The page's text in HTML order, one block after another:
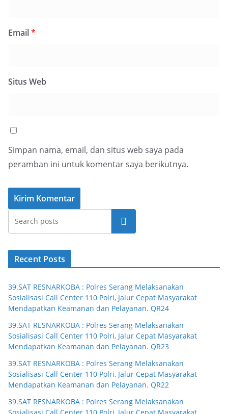
Email*
Situs Web
Simpan nama, email, dan situs web saya pada
peramban ini untuk komentar saya berikutnya.
Cari
Recent Posts
39.SAT RESNARKOBA : Polres Serang Melaksanakan
Sosialisasi Call Center 110 Polri, Jalur Cepat Masyarakat
Mendapatkan Keamanan dan Pelayanan. QR24
39.SAT RESNARKOBA : Polres Serang Melaksanakan
Sosialisasi Call Center 110 Polri, Jalur Cepat Masyarakat
Mendapatkan Keamanan dan Pelayanan. QR23
39.SAT RESNARKOBA : Polres Serang Melaksanakan
Sosialisasi Call Center 110 Polri, Jalur Cepat Masyarakat
Mendapatkan Keamanan dan Pelayanan. QR22
39.SAT RESNARKOBA : Polres Serang Melaksanakan